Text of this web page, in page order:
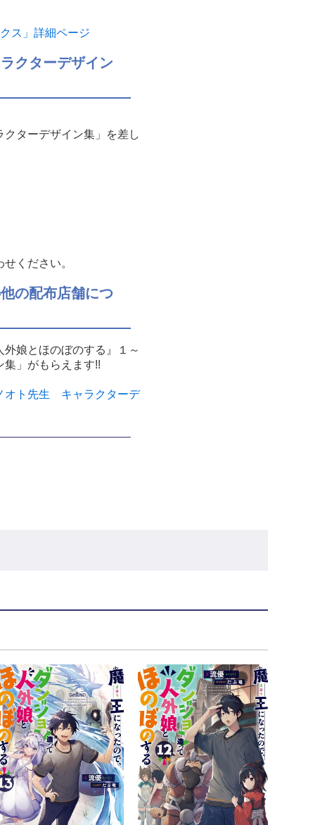
ス」詳細ページ
クターデザイン
ターデザイン集」を差し
ください。
の配布店舗につ
娘とほのぼのする』１～
」がもらえます!!
オト先生 キャラクターデ